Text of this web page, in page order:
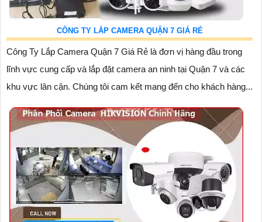
CÔNG TY LẮP CAMERA QUẬN 7 GIÁ RẺ
Công Ty Lắp Camera Quận 7 Giá Rẻ là đơn vị hàng đầu trong
lĩnh vực cung cấp và lắp đặt camera an ninh tại Quận 7 và các
khu vực lân cận. Chúng tôi cam kết mang đến cho khách hàng...